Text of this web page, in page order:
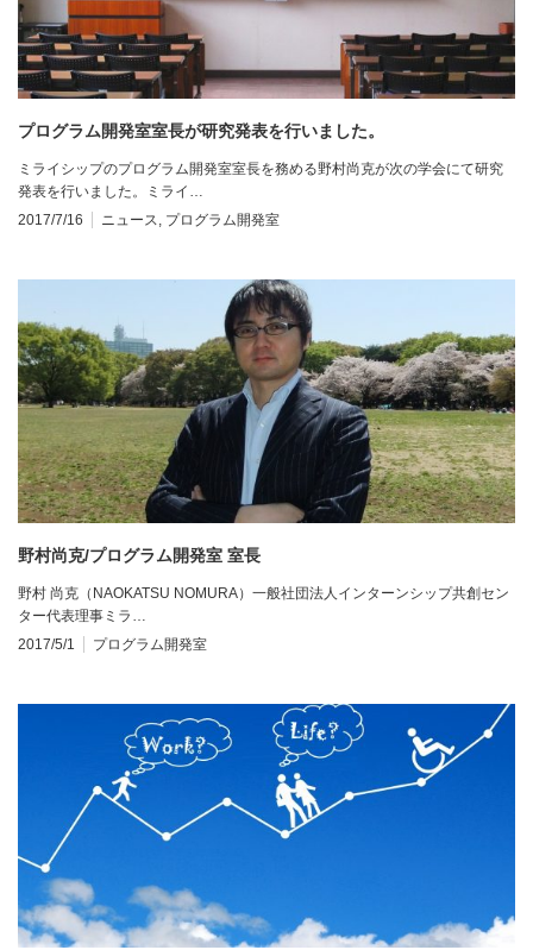
プログラム開発室室長が研究発表を行いました。
ミライシップのプログラム開発室室長を務める野村尚克が次の学会にて研究
発表を行いました。ミライ…
2017/7/16
ニュース プログラム開発室
野村尚克/プログラム開発室 室長
野村 尚克（NAOKATSU NOMURA）一般社団法人インターンシップ共創セン
ター代表理事ミラ…
2017/5/1
プログラム開発室